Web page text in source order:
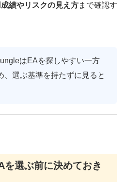
績やリスクの見え方まで確認す
はEAを探しやすい一方
、選ぶ基準を持たずに見ると
選ぶ前に決めておき